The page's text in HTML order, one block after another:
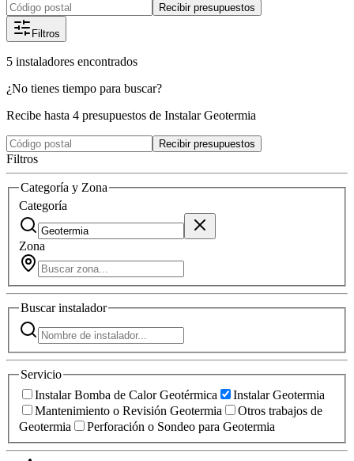
Recibir presupuestos
Filtros
5 instaladores encontrados
¿No tienes tiempo para buscar?
Recibe hasta 4 presupuestos de Instalar Geotermia
Recibir presupuestos
Filtros
Categoría y Zona
Categoría
Zona
Buscarinstalador
Servicio
Instalar Bomba de Calor Geotérmica
Instalar Geotermia
Mantenimiento o Revisión Geotermia
Otros trabajos de
Geotermia
Perforación o Sondeo para Geotermia